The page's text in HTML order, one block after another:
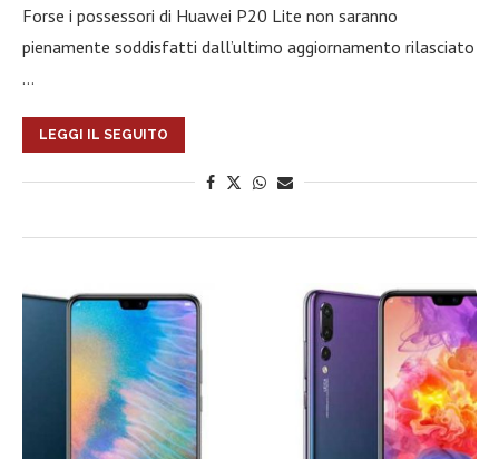
Forse i possessori di Huawei P20 Lite non saranno
pienamente soddisfatti dall’ultimo aggiornamento rilasciato
…
LEGGI IL SEGUITO